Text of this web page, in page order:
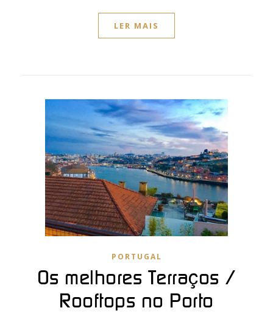
LER MAIS
PORTUGAL
Os melhores Terraços /
Rooftops no Porto